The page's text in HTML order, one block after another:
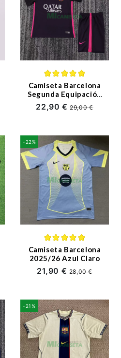
Camiseta Barcelona
Segunda Equipación
Retro 2016/17 Negro
Niño Kit
22,90 €29,00 €
-22%
Camiseta Barcelona
2025/26 Azul Claro
21,90 €28,00 €
-21%